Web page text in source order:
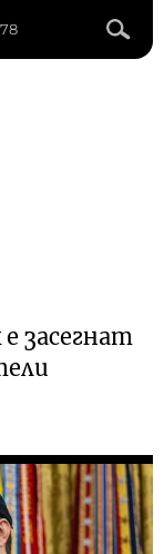
засегнат